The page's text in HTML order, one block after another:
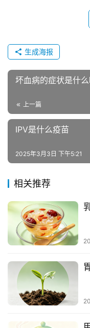
生成海报
坏血病的症状是什
上一篇
IPV是什么疫苗
2025年3月3日 下午5:21
相关推荐